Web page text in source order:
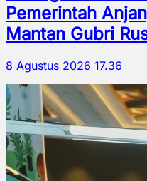
Pemerintah
Mantan Gubri
8 Agustus 2026 17.36